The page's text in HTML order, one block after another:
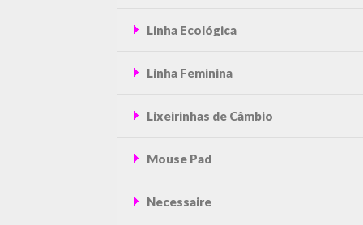
Linha Ecológica
Linha Feminina
Lixeirinhas de Câmbio
Mouse Pad
Necessaire